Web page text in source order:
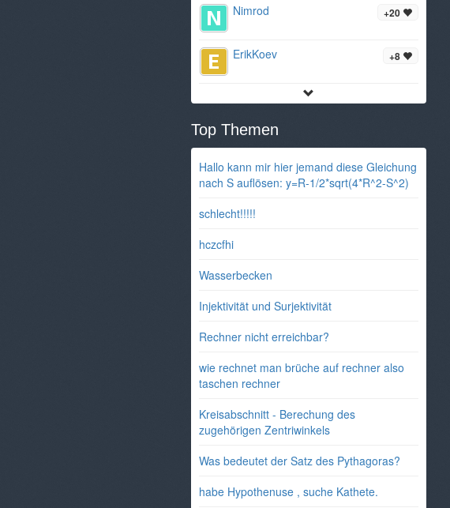
+20
Nimrod
+8
ErikKoev
Top Themen
Hallo kann mir hier jemand diese Gleichung
nach S auflösen: y=R-1/2*sqrt(4*R^2-S^2)
schlecht!!!!!
hczcfhi
Wasserbecken
Injektivität und Surjektivität
Rechner nicht erreichbar?
wie rechnet man brüche auf rechner also
taschen rechner
Kreisabschnitt - Berechung des
zugehörigen Zentriwinkels
Was bedeutet der Satz des Pythagoras?
habe Hypothenuse , suche Kathete.